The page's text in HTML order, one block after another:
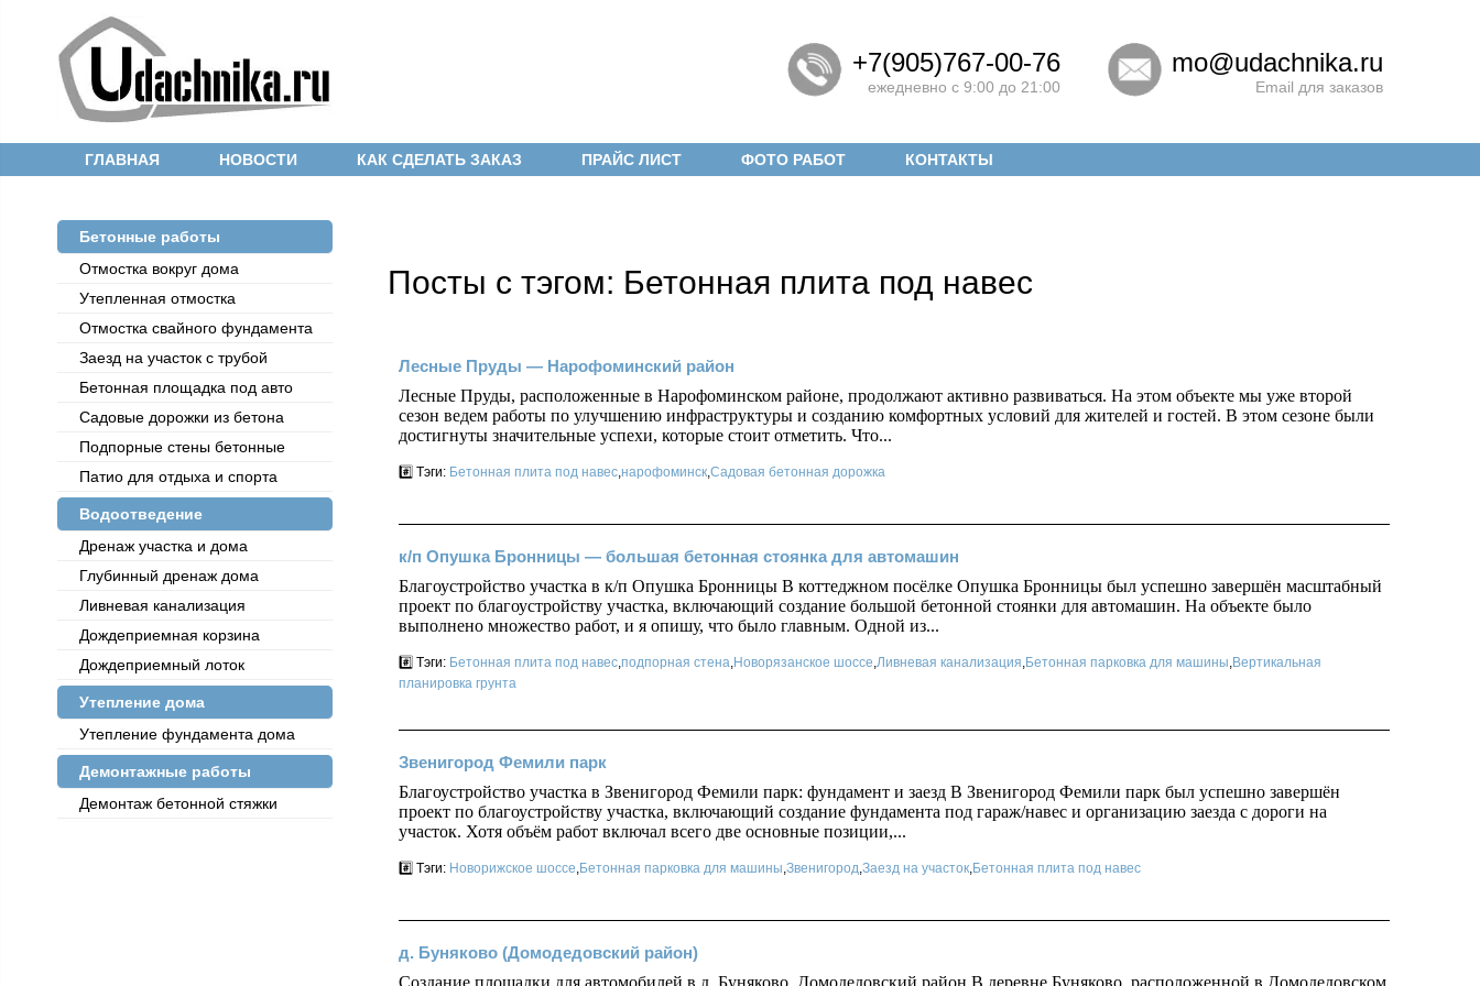
+7(905)767-00-76
ежедневно с 9:00 до 21:00
mo@udachnika.ru
Email для заказов
ГЛАВНАЯ НОВОСТИ КАК СДЕЛАТЬ ЗАКАЗ ПРАЙС ЛИСТ ФОТО РАБОТ КОНТАКТЫ
Бетонные работы
Отмостка вокруг дома
Утепленная отмостка
Отмостка cвайного фундамента
Заезд на участок с трубой
Бетонная площадка под авто
Садовые дорожки из бетона
Подпорные стены бетонные
Патио для отдыха и спорта
Водоотведение
Дренаж участка и дома
Глубинный дренаж дома
Ливневая канализация
Дождеприемная корзина
Дождеприемный лоток
Утепление дома
Утепление фундамента дома
Демонтажные работы
Демонтаж бетонной стяжки
Посты с тэгом: Бетонная плита под навес
Лесные Пруды — Нарофоминский район
Лесные Пруды, расположенные в Нарофоминском районе, продолжают активно развиваться. На этом объекте мы уже второй
сезон ведем работы по улучшению инфраструктуры и созданию комфортных условий для жителей и гостей. В этом сезоне были
достигнуты значительные успехи, которые стоит отметить. Что...
#️⃣ Тэги: Бетонная плита под навес нарофоминск Садовая бетонная дорожка
к/п Опушка Бронницы — большая бетонная стоянка для автомашин
Благоустройство участка в к/п Опушка Бронницы В коттеджном посёлке Опушка Бронницы был успешно завершён масштабный
проект по благоустройству участка, включающий создание большой бетонной стоянки для автомашин. На объекте было
выполнено множество работ, и я опишу, что было главным. Одной из...
#️⃣ Тэги: Бетонная плита под навес подпорная стена Новорязанское шоссе Ливневая канализация Бетонная парковка для машины Вертикальная
планировка грунта
Звенигород Фемили парк
Благоустройство участка в Звенигород Фемили парк: фундамент и заезд В Звенигород Фемили парк был успешно завершён
проект по благоустройству участка, включающий создание фундамента под гараж/навес и организацию заезда с дороги на
участок. Хотя объём работ включал всего две основные позиции,...
#️⃣ Тэги: Новорижское шоссе Бетонная парковка для машины Звенигород Заезд на участок Бетонная плита под навес
д. Буняково (Домодедовский район)
Создание площадки для автомобилей в д. Буняково, Домодедовский район В деревне Буняково, расположенной в Домодедовском